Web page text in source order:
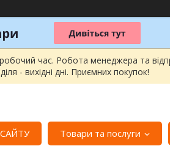
час. Робота менеджера та
- вихідні дні. Приємних покупок!
Товари та послуги